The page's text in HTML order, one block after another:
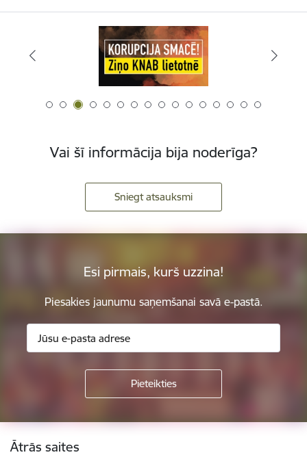
Vai šī informācija bija noderīga?
Sniegt atsauksmi
Esi pirmais, kurš uzzina!
Piesakies jaunumu saņemšanai savā e-pastā.
Kājene
Ātrās saites